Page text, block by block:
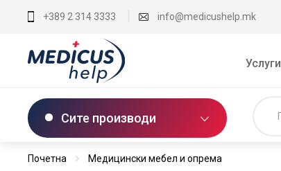
+389 2 314 3333 info@medicushelp.mk
Услуги
Сите производи
Почетна Медицински мебел и опрема